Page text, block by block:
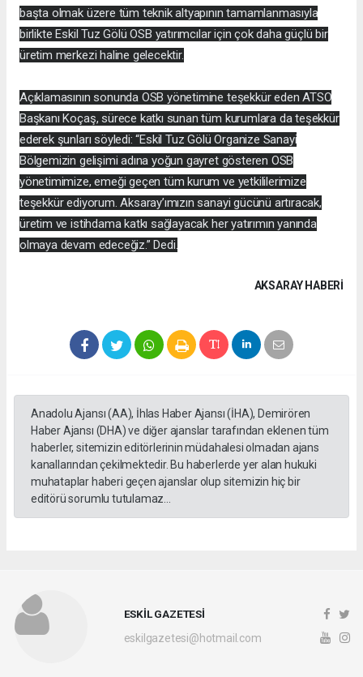
başta olmak üzere tüm teknik altyapının tamamlanmasıyla
birlikte Eskil Tuz Gölü OSB yatırımcılar için çok daha güçlü bir
üretim merkezi haline gelecektir.
Açıklamasının sonunda OSB yönetimine teşekkür eden ATSO
Başkanı Koçaş, sürece katkı sunan tüm kurumlara da teşekkür
ederek şunları söyledi: “Eskil Tuz Gölü Organize Sanayi
Bölgemizin gelişimi adına yoğun gayret gösteren OSB
yönetimimize, emeği geçen tüm kurum ve yetkililerimize
teşekkür ediyorum. Aksaray’ımızın sanayi gücünü artıracak,
üretim ve istihdama katkı sağlayacak her yatırımın yanında
olmaya devam edeceğiz.” Dedi.
AKSARAY HABERİ
Anadolu Ajansı (AA), İhlas Haber Ajansı (İHA), Demirören
Haber Ajansı (DHA) ve diğer ajanslar tarafından eklenen tüm
haberler, sitemizin editörlerinin müdahalesi olmadan ajans
kanallarından çekilmektedir. Bu haberlerde yer alan hukuki
muhataplar haberi geçen ajanslar olup sitemizin hiç bir
editörü sorumlu tutulamaz...
ESKİL GAZETESİ
eskilgazetesi@hotmail.com